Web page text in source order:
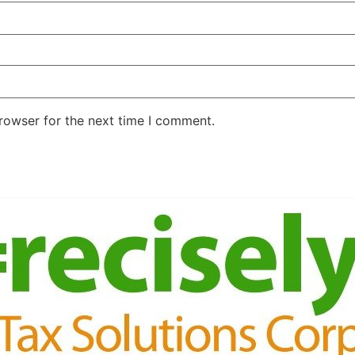
for the next time I comment.